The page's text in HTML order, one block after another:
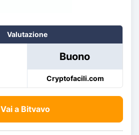
Valutazione
Buono
Cryptofacili.com
Vai a Bitvavo